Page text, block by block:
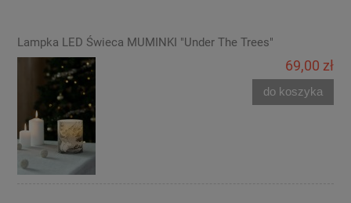
Lampka LED Świeca MUMINKI "Under The Trees"
69,00 zł
do koszyka